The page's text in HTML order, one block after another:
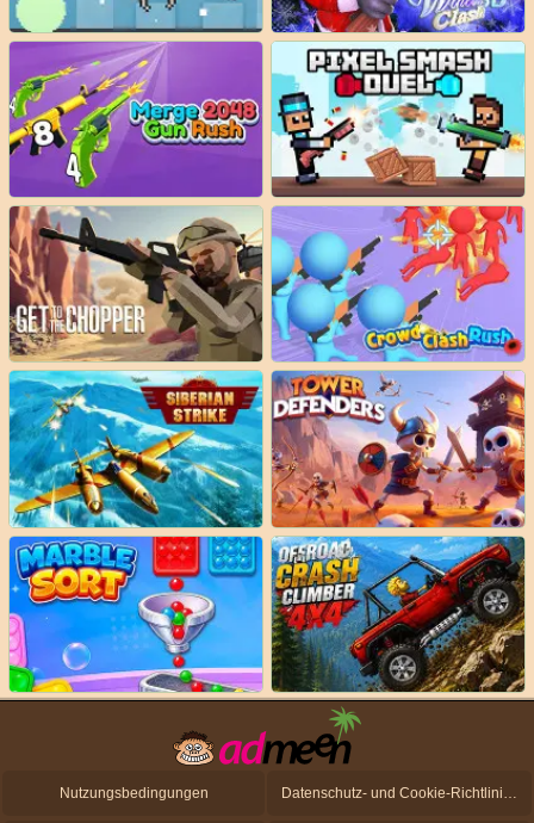
Nutzungsbedingungen Datenschutz- und Cookie-Richtlinien